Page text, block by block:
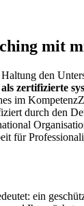
mit
den
zertifizierte
im
durch den
für
ein